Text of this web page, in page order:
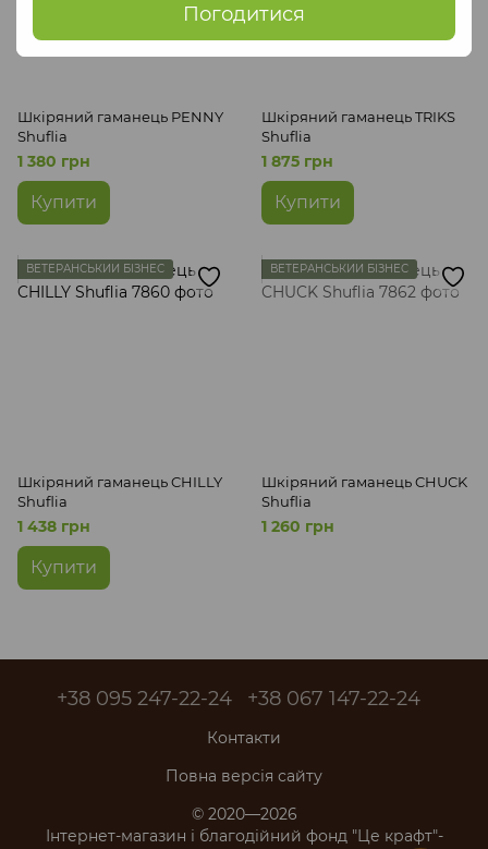
Погодитися
Шкіряний гаманець PENNY
Shuflia
1 380 грн
Купити
Шкіряний гаманець TRIKS
Shuflia
1 875 грн
Купити
ВЕТЕРАНСЬКИЙ БІЗНЕС
Шкіряний гаманець CHILLY
Shuflia
1 438 грн
Купити
ВЕТЕРАНСЬКИЙ БІЗНЕС
Шкіряний гаманець CHUCK
Shuflia
1 260 грн
+38 095 247-22-24 +38 067 147-22-24
Контакти
Повна версія сайту
© 2020—2026
Інтернет-магазин і благодійний фонд "Це крафт"-